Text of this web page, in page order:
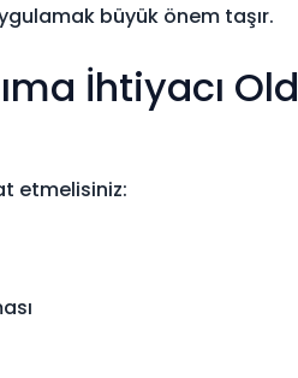
büyük önem taşır.
İhtiyacı
etmelisiniz: